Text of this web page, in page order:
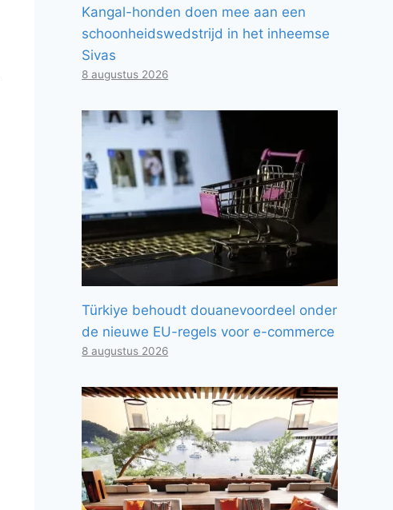
Kangal-honden doen mee aan een
schoonheidswedstrijd in het inheemse
Sivas
8 augustus 2026
Türkiye behoudt douanevoordeel onder
de nieuwe EU-regels voor e-commerce
8 augustus 2026